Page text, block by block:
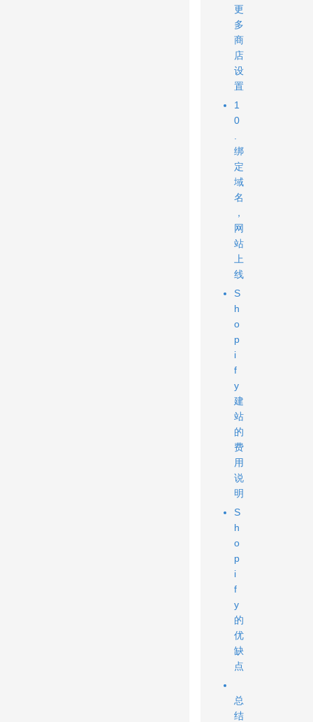
更
多
商
店
设
置
1
0
绑
定
域
名
，
网
站
上
线
S
h
o
p
i
f
y
建
站
的
费
用
说
明
S
h
o
p
i
f
y
的
优
缺
点
总
结